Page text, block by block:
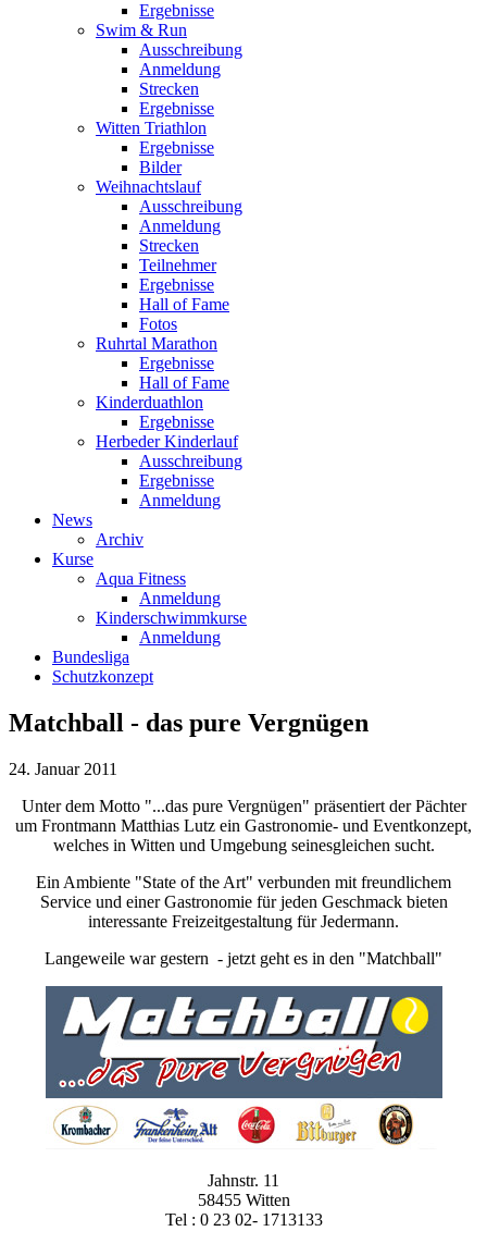
Ergebnisse
Swim & Run
Ausschreibung
Anmeldung
Strecken
Ergebnisse
Witten Triathlon
Ergebnisse
Bilder
Weihnachtslauf
Ausschreibung
Anmeldung
Strecken
Teilnehmer
Ergebnisse
Hall of Fame
Fotos
Ruhrtal Marathon
Ergebnisse
Hall of Fame
Kinderduathlon
Ergebnisse
Herbeder Kinderlauf
Ausschreibung
Ergebnisse
Anmeldung
News
Archiv
Kurse
Aqua Fitness
Anmeldung
Kinderschwimmkurse
Anmeldung
Bundesliga
Schutzkonzept
Matchball - das pure Vergnügen
24. Januar 2011
Unter dem Motto "...das pure Vergnügen" präsentiert der Pächter
um Frontmann Matthias Lutz ein Gastronomie- und Eventkonzept,
welches in Witten und Umgebung seinesgleichen sucht.
Ein Ambiente "State of the Art" verbunden mit freundlichem
Service und einer Gastronomie für jeden Geschmack bieten
interessante Freizeitgestaltung für Jedermann.
Langeweile war gestern - jetzt geht es in den "Matchball"
Jahnstr. 11
58455 Witten
Tel : 0 23 02- 1713133